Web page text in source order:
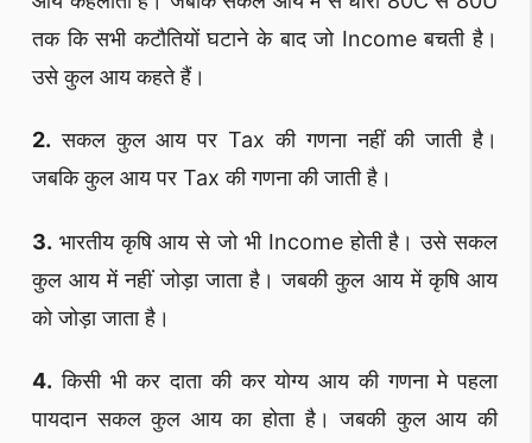
तक कि सभी कटौतियों घटाने के बाद जो Income बचती है।
उसे कुल आय कहते हैं।
2. सकल कुल आय पर Tax की गणना नहीं की जाती है।
जबकि कुल आय पर Tax की गणना की जाती है।
3. भारतीय कृषि आय से जो भी Income होती है। उसे सकल
कुल आय में नहीं जोड़ा जाता है। जबकी कुल आय में कृषि आय
को जोड़ा जाता है।
4. किसी भी कर दाता की कर योग्य आय की गणना मे पहला
पायदान सकल कुल आय का होता है। जबकी कुल आय की